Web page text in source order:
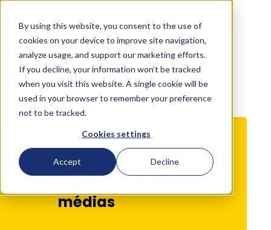
By using this website, you consent to the use of
cookies on your device to improve site navigation,
analyze usage, and support our marketing efforts.
If you decline, your information won’t be tracked
when you visit this website. A single cookie will be
used in your browser to remember your preference
not to be tracked.
Cookies settings
Accept Decline
Français
Direct Audiences
médias